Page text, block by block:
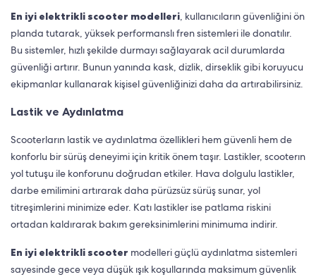
En iyi elektrikli scooter modelleri, kullanıcıların güvenliğini ön
planda tutarak, yüksek performanslı fren sistemleri ile donatılır.
Bu sistemler, hızlı şekilde durmayı sağlayarak acil durumlarda
güvenliği artırır. Bunun yanında kask, dizlik, dirseklik gibi koruyucu
ekipmanlar kullanarak kişisel güvenliğinizi daha da artırabilirsiniz.
Lastik ve Aydınlatma
Scooterların lastik ve aydınlatma özellikleri hem güvenli hem de
konforlu bir sürüş deneyimi için kritik önem taşır. Lastikler, scooterın
yol tutuşu ile konforunu doğrudan etkiler. Hava dolgulu lastikler,
darbe emilimini artırarak daha pürüzsüz sürüş sunar, yol
titreşimlerini minimize eder. Katı lastikler ise patlama riskini
ortadan kaldırarak bakım gereksinimlerini minimuma indirir.
En iyi elektrikli scooter modelleri güçlü aydınlatma sistemleri
sayesinde gece veya düşük ışık koşullarında maksimum güvenlik